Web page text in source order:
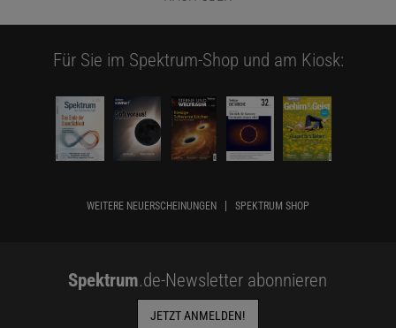
Für Sie im Spektrum-Shop und am Kiosk:
WEITERE NEUERSCHEINUNGEN SPEKTRUM SHOP
Spektrum.de-Newsletter abonnieren
JETZT ANMELDEN!